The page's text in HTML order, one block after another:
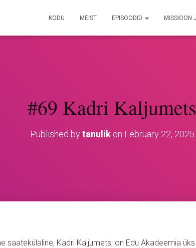
KODU MEIST EPISOODID MISSIOON
#69 Kadri Kaljumets
Published bytanulikon February 22, 2025
saatekülaline, Kadri Kaljumets, on Edu Akadeemia